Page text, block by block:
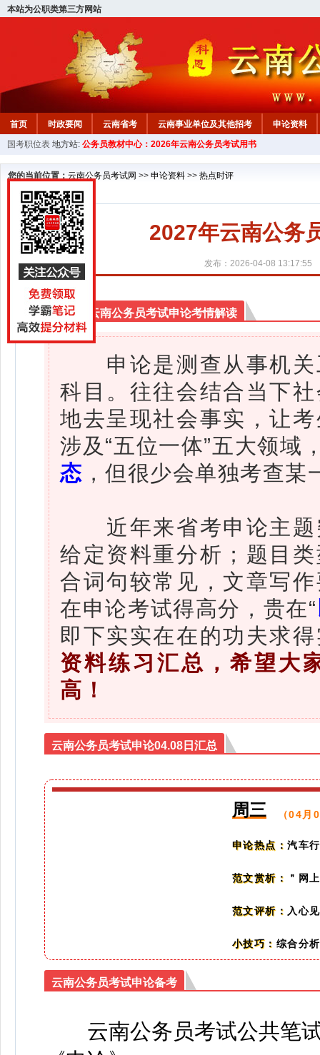
本站为公职类第三方网站
首页 时政要闻 云南省考 云南事业单位及其他招考
申论资料
国考职位表 地方站: 公务员教材中心：2026年云南公务员考试用书
您的当前位置： 云南公务员考试网 >> 申论资料 >> 热点时评
2027年云南公务
发布：2026-04-08 13:17:55
2027年云南公务员考试申论考情解读
申论是测查从事机关
科目。往往会结合当下
地去呈现社会事实，让
涉及“五位一体”五大领域
态 ，但很少会单独考查某
近年来省考申论主题
给定资料重分析；题目
合词句较常见，文章写
在申论考试得高分，贵在“
即下实实在在的功夫求
资料练习汇总，希望大
高！
云南公务员考试申论04.08日汇总
周三 （04月
申论热点： 汽车
范文赏析： ＂网
范文评析： 入心
小技巧： 综合分
云南公务员考试申论备考
云南公务员考试公共笔